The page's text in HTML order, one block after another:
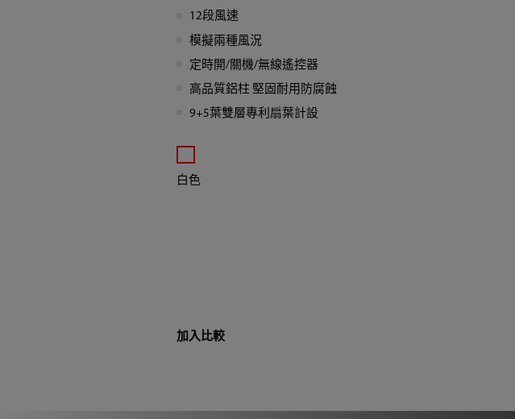
12段風速
模擬兩種風況
定時開/關機/無線遙控器
高品質鋁柱 堅固耐用防腐蝕
9+5葉雙層專利扇葉計設
白色
加入比較